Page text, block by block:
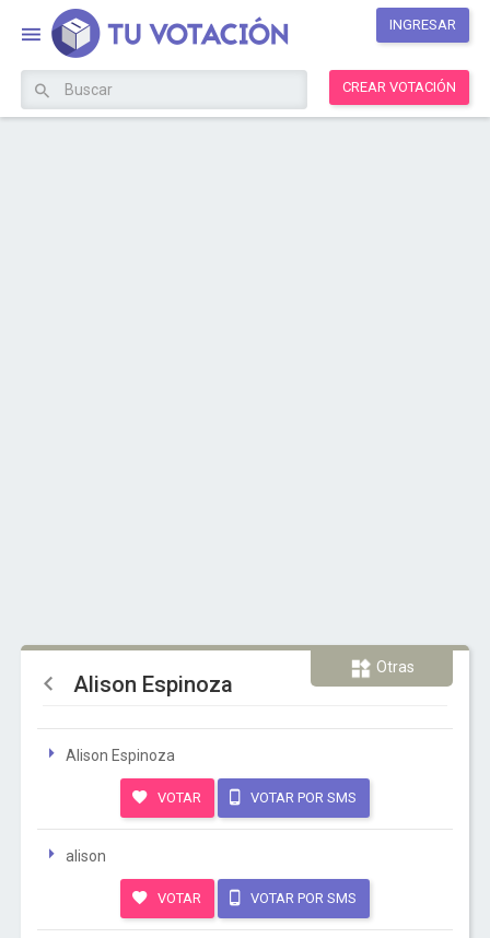
INGRESAR
CREAR VOTACIÓN
Otras
Alison Espinoza
Alison Espinoza
VOTAR VOTAR POR SMS
alison
VOTAR VOTAR POR SMS